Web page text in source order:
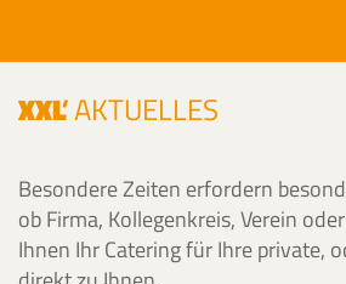
XXL
'AKTUELLES
Besondere Zeiten erfordern
ob Firma, Kollegenkreis, Verein
Ihnen Ihr Catering für Ihre private,